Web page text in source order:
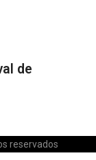
de
reservados